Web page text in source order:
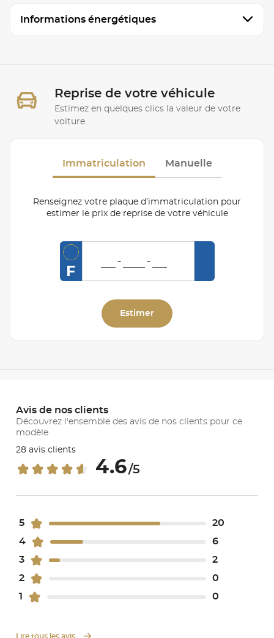
Informations énergétiques
Reprise de votre véhicule
Estimez en quelques clics la valeur de votre
voiture.
Immatriculation Manuelle
Renseignez votre plaque d’immatriculation pour
estimer le prix de reprise de votre véhicule
F
Estimer
Avis de nos clients
Découvrez l'ensemble des avis de nos clients pour ce
modèle
28 avis clients
4.6/5
5
20
4
6
3
2
2
0
1
0
Lire tous les avis